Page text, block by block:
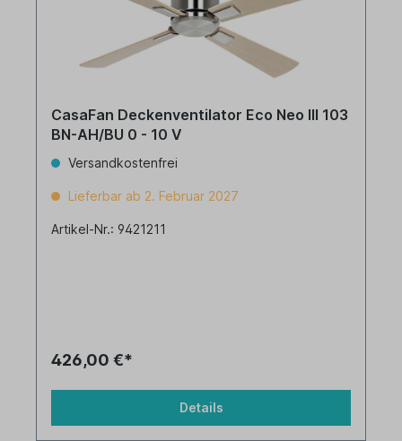
CasaFan Deckenventilator Eco Neo III 103
BN-AH/BU 0 - 10 V
Versandkostenfrei
Lieferbar ab 2. Februar 2027
Artikel-Nr.: 9421211
426,00 €*
Details